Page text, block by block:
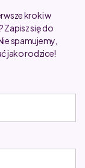
kroki w
Zapisz się do
spamujemy,
jako rodzice!